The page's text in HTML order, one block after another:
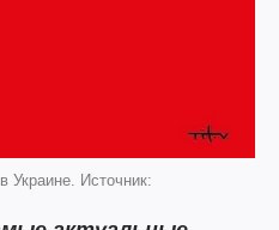
Украине. Источник: